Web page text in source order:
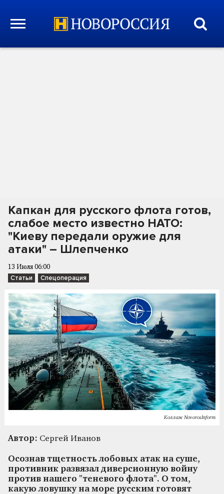
Капкан для русского флота готов,
слабое место известно НАТО:
"Киеву передали оружие для
атаки" – Шлепченко
13 Июля 06:00
Статьи Спецоперация
Коллаж NovorosInform
Автор: Сергей Иванов
Осознав тщетность лобовых атак на суше,
противник развязал диверсионную войну
против нашего "теневого флота". О том,
какую ловушку на море русским готовят